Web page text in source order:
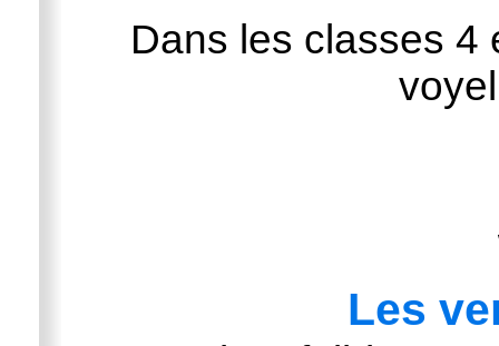
Dans les classes 4
Les